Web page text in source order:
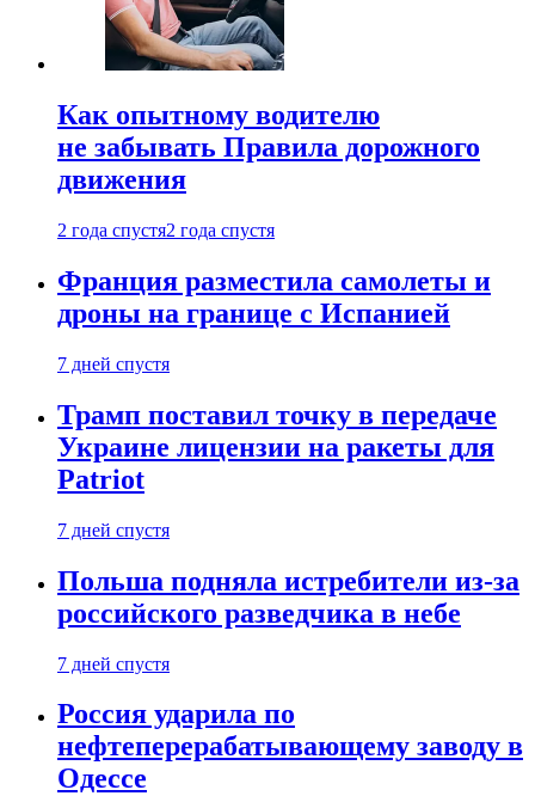
Как опытному водителю
не забывать Правила дорожного
движения
2 года спустя2 года спустя
Франция разместила самолеты и
дроны на границе с Испанией
7 дней спустя
Трамп поставил точку в передаче
Украине лицензии на ракеты для
Patriot
7 дней спустя
Польша подняла истребители из-за
российского разведчика в небе
7 дней спустя
Россия ударила по
нефтеперерабатывающему заводу в
Одессе